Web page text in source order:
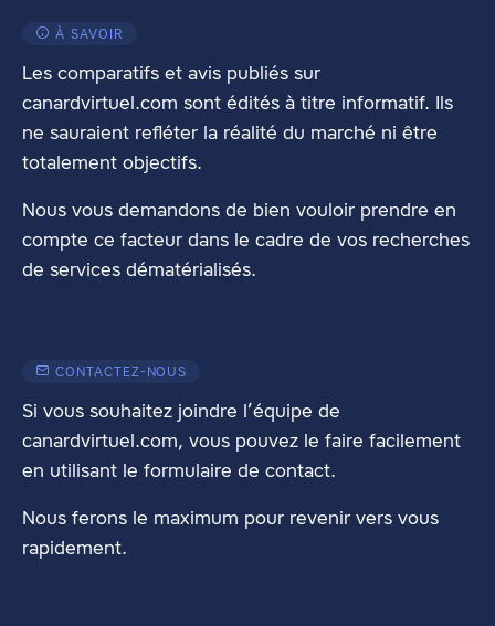
À SAVOIR
Les comparatifs et avis publiés sur
canardvirtuel.com sont édités à titre informatif. Ils
ne sauraient refléter la réalité du marché ni être
totalement objectifs.
Nous vous demandons de bien vouloir prendre en
compte ce facteur dans le cadre de vos recherches
de services dématérialisés.
CONTACTEZ-NOUS
Si vous souhaitez joindre l’équipe de
canardvirtuel.com, vous pouvez le faire facilement
en utilisant le formulaire de contact.
Nous ferons le maximum pour revenir vers vous
rapidement.